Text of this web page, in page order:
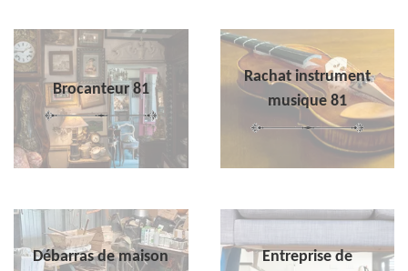
Brocanteur 81
Rachat instrument
musique 81
Débarras de maison
Entreprise de